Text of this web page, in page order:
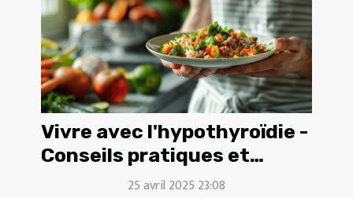
Vivre avec l'hypothyroïdie -
Conseils pratiques et
ajustements alimentaires
25 avril 2025 23:08